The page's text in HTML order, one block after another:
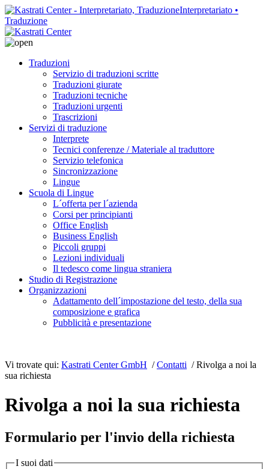
Interpretariato •
Traduzione
Traduzioni
Servizio di traduzioni scritte
Traduzioni giurate
Traduzioni tecniche
Traduzioni urgenti
Trascrizioni
Servizi di traduzione
Interprete
Tecnici conferenze / Materiale al traduttore
Servizio telefonica
Sincronizzazione
Lingue
Scuola di Lingue
L´offerta per l´azienda
Corsi per principianti
Office English
Business English
Piccoli gruppi
Lezioni individuali
Il tedesco come lingua straniera
Studio di Registrazione
Organizzazioni
Adattamento dell´impostazione del testo, della sua
composizione e grafica
Pubblicità e presentazione
Vi trovate qui: Kastrati Center GmbH /Contatti / Rivolga a noi la
sua richiesta
Rivolga a noi la sua richiesta
Formulario per l'invio della richiesta
I suoi dati